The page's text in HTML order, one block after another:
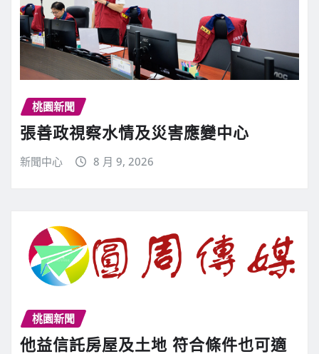
桃園新聞
張善政視察水情及災害應變中心
新聞中心 8 月 9, 2026
桃園新聞
他益信託房屋及土地 符合條件也可適